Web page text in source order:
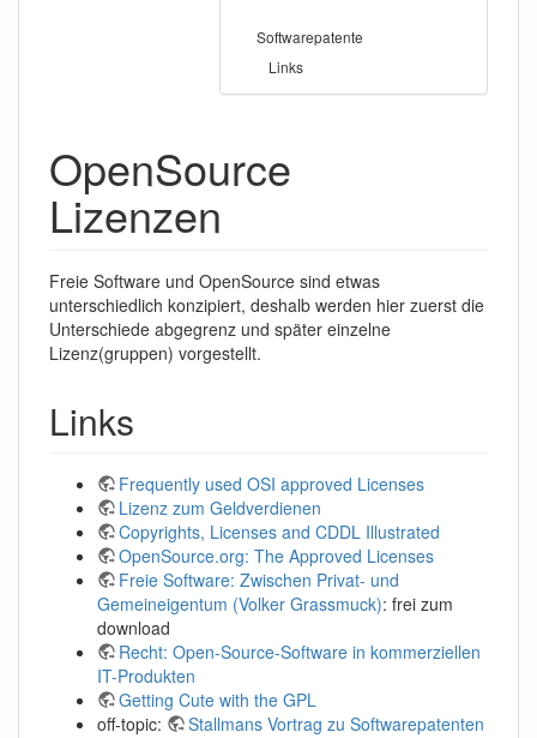
Softwarepatente
Links
OpenSource
Lizenzen
Freie Software und OpenSource sind etwas
unterschiedlich konzipiert, deshalb werden hier zuerst die
Unterschiede abgegrenz und später einzelne
Lizenz(gruppen) vorgestellt.
Links
Frequently used OSI approved Licenses
Lizenz zum Geldverdienen
Copyrights, Licenses and CDDL Illustrated
OpenSource.org: The Approved Licenses
Freie Software: Zwischen Privat- und
Gemeineigentum (Volker Grassmuck): frei zum
download
Recht: Open-Source-Software in kommerziellen
IT-Produkten
Getting Cute with the GPL
off-topic:
Stallmans Vortrag zu Softwarepatenten